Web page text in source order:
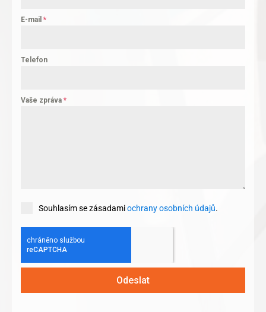
E-mail *
Telefon
Vaše zpráva *
Souhlasím se zásadamiochrany osobních údajů.
Odeslat